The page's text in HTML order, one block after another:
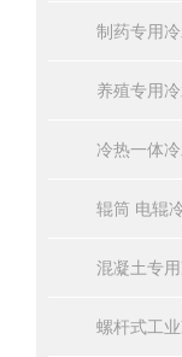
制药专用
养殖专用
冷热一体
辊筒 电辊
混凝土专
螺杆式工